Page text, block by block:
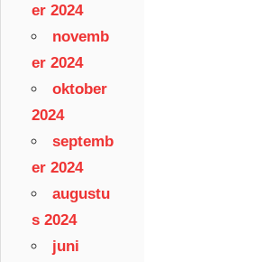
er 2024
novemb
er 2024
oktober
2024
septemb
er 2024
augustu
s 2024
juni